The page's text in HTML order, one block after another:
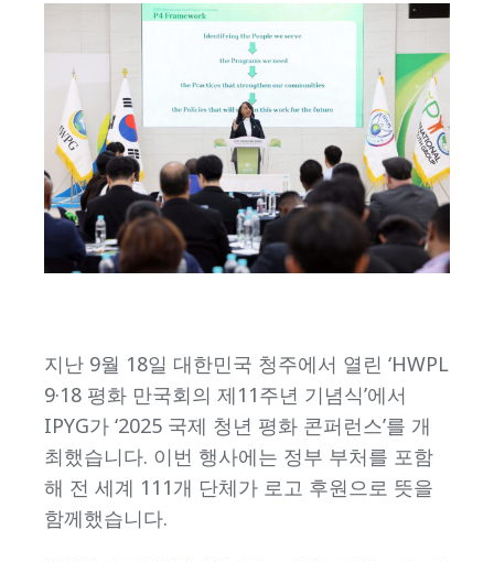
지난 9월 18일 대한민국 청주에서 열린 ‘HWPL
9·18 평화 만국회의 제11주년 기념식’에서
IPYG가 ‘2025 국제 청년 평화 콘퍼런스’를 개
최했습니다. 이번 행사에는 정부 부처를 포함
해 전 세계 111개 단체가 로고 후원으로 뜻을
함께했습니다.